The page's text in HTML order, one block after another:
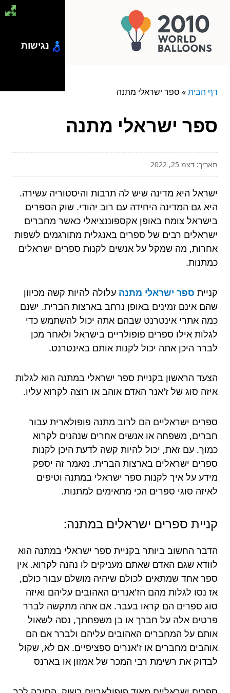
דף הבית» ספר ישראלי מתנה
ספר ישראלי מתנה
תאריך: דצמ 25, 2022
ישראל היא מדינה שיש לה תרבות והיסטוריה עשירה.
היא גם המדינה היחידה עם רוב יהודי. שוק הספרים
בישראל צומח באופן אקספוננציאלי כאשר מחברים
ישראלים רבים של ספרים באנגלית מתורגמים לשפות
אחרות, מה שמקל על אנשים לקנות ספרים ישראלים
כמתנות.
קניית ספר ישראלי מתנה עלולה להיות קשה מכיוון
שהם אינם זמינים באופן נרחב בארצות הברית. ישנם
כמה אתרי אינטרנט שבהם אתה יכול להשתמש כדי
לגלות אילו ספרים פופולריים בישראל ולאחר מכן
לברר היכן אתה יכול לקנות אותם באינטרנט.
הצעד הראשון בקניית ספר ישראלי במתנה הוא לגלות
איזה סוג של ז'אנר האדם אוהב או רוצה לקרוא עליו.
ספרים ישראליים הם לרוב מתנה פופולארית עבור
חברים, משפחה או אנשים אחרים שנהנים לקרוא
כמוך. עם זאת, יכול להיות קשה לדעת היכן לקנות
ספרים ישראלים בארצות הברית. מאמר זה יספק
מידע על איך לקנות ספר ישראלי במתנה וטיפים
לאיזה סוגי ספרים הכי מתאימים למתנות.
קניית ספרים ישראלים במתנה:
הדבר החשוב ביותר בקניית ספר ישראלי במתנה הוא
לוודא שגם האדם שאתם מעניקים לו נהנה לקרוא. אין
ספר אחד שמתאים לכולם שיהיה מושלם עבור כולם,
אז נסו לגלות מהם הז'אנרים האהובים עליהם ואיזה
סוג ספרים הם קראו בעבר. אם אתה מתקשה לברר
פרטים אלה על חברך או בן משפחתך, נסה לשאול
אותם על המחברים האהובים עליהם ולברר אם הם
אוהבים מחברים או ז'אנרים ספציפיים. אם לא, שקול
לבדוק את רשימת רבי המכר של אמזון או בארנס
נגישות